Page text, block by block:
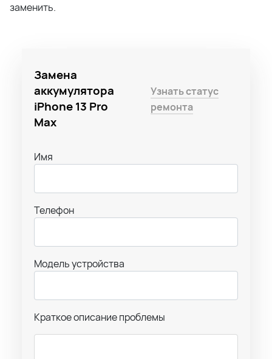
заменить.
Замена
аккумулятора
iPhone 13 Pro
Max
Узнать статус
ремонта
Имя
Телефон
Модель устройства
Краткое описание проблемы